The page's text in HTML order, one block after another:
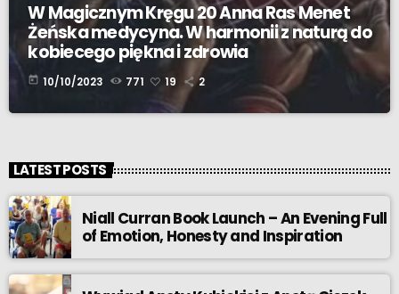
W Magicznym Kręgu 20 Anna Ras Menet
Żeńska medycyna. W harmonii z naturą do
kobiecego piękna i zdrowia
today 10/10/2023 771 19 2
LATEST POSTS
Niall Curran Book Launch – An Evening Full
of Emotion, Honesty and Inspiration